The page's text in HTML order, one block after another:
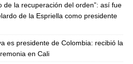
de la recuperación del orden”: así fue
de la Espriella como presidente
es presidente de Colombia: recibió la
en Cali